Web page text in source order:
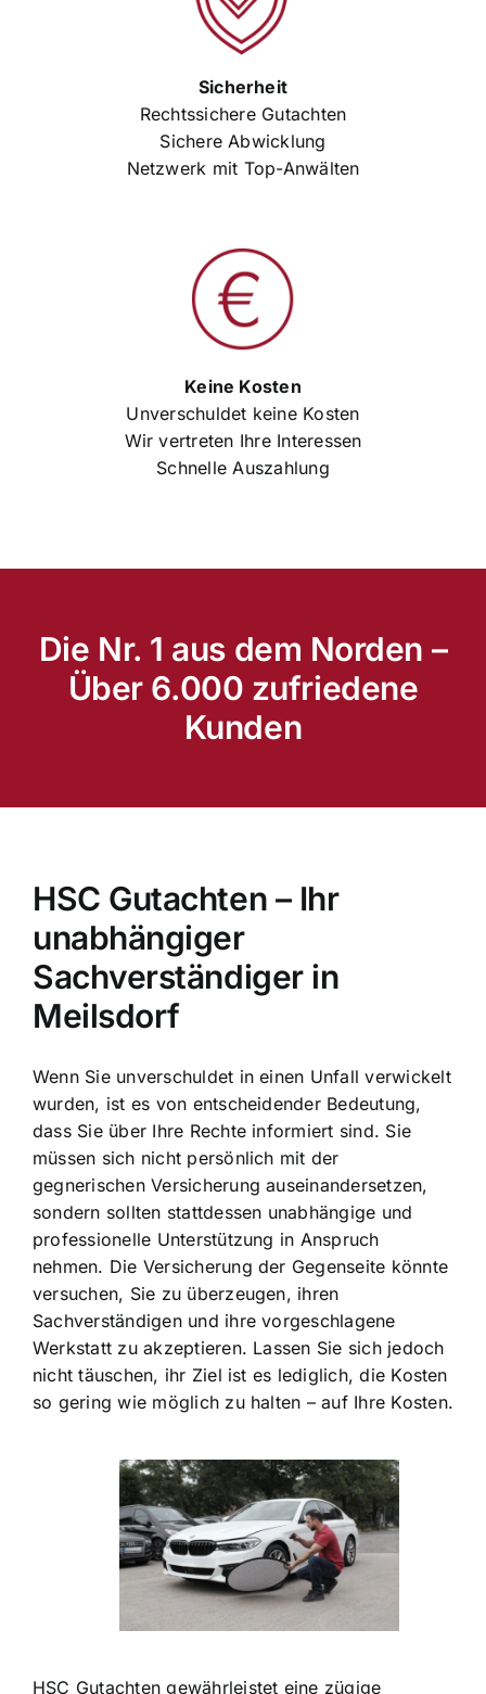
Sicherheit
Rechtssichere Gutachten
Sichere Abwicklung
Netzwerk mit Top-Anwälten
Keine Kosten
Unverschuldet keine Kosten
Wir vertreten Ihre Interessen
Schnelle Auszahlung
Die Nr. 1 aus dem Norden –
Über 6.000 zufriedene
Kunden
HSC Gutachten – Ihr
unabhängiger
Sachverständiger in
Meilsdorf
Wenn Sie unverschuldet in einen Unfall verwickelt
wurden, ist es von entscheidender Bedeutung,
dass Sie über Ihre Rechte informiert sind. Sie
müssen sich nicht persönlich mit der
gegnerischen Versicherung auseinandersetzen,
sondern sollten stattdessen unabhängige und
professionelle Unterstützung in Anspruch
nehmen. Die Versicherung der Gegenseite könnte
versuchen, Sie zu überzeugen, ihren
Sachverständigen und ihre vorgeschlagene
Werkstatt zu akzeptieren. Lassen Sie sich jedoch
nicht täuschen, ihr Ziel ist es lediglich, die Kosten
so gering wie möglich zu halten – auf Ihre Kosten.
HSC Gutachten gewährleistet eine zügige